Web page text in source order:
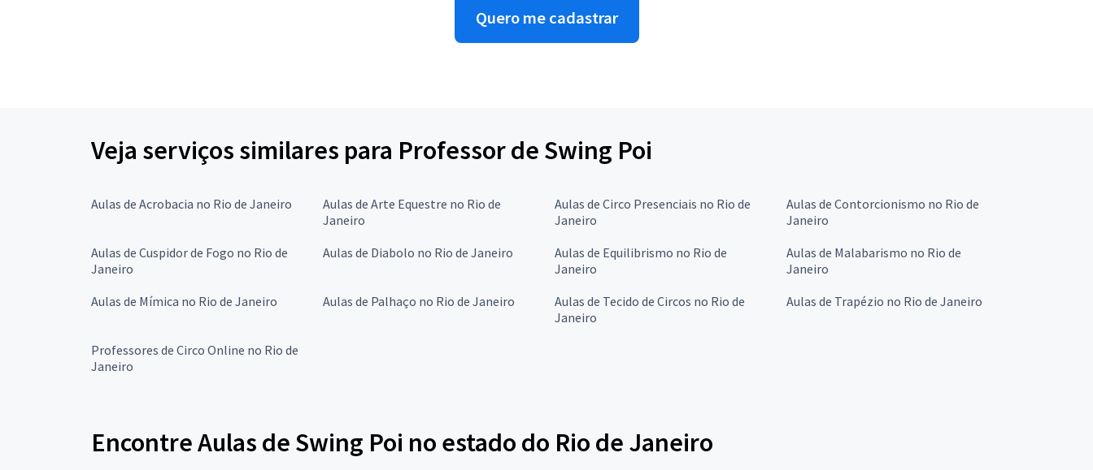
Quero me cadastrar
Veja serviços similares para Professor de Swing Poi
Aulas de Acrobacia no Rio de Janeiro
Aulas de Arte Equestre no Rio de
Janeiro
Aulas de Circo Presenciais no Rio de
Janeiro
Aulas de Contorcionismo no Rio de
Janeiro
Aulas de Cuspidor de Fogo no Rio de
Janeiro
Aulas de Diabolo no Rio de Janeiro
Aulas de Equilibrismo no Rio de
Janeiro
Aulas de Malabarismo no Rio de
Janeiro
Aulas de Mímica no Rio de Janeiro
Aulas de Palhaço no Rio de Janeiro
Aulas de Tecido de Circos no Rio de
Janeiro
Aulas de Trapézio no Rio de Janeiro
Professores de Circo Online no Rio de
Janeiro
Encontre Aulas de Swing Poi no estado do Rio de Janeiro